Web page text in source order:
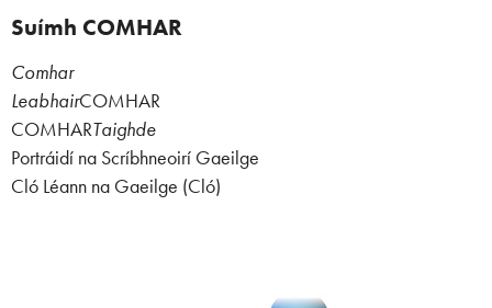
Suímh COMHAR
Comhar
LeabhairCOMHAR
COMHARTaighde
Portráidí na Scríbhneoirí Gaeilge
Cló Léann na Gaeilge (Cló)